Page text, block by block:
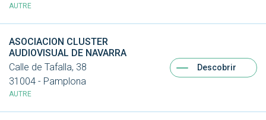
AUTRE
ASOCIACION CLUSTER
AUDIOVISUAL DE NAVARRA
Calle de Tafalla, 38
31004 - Pamplona
AUTRE
Descobrir